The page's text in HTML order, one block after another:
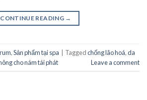
CONTINUE READING →
,Sản phẩm tại spa | Taggedchống lão hoá,da
cho nám tái phát Leave a comment